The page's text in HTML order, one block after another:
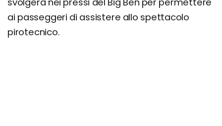
ai passeggeri di assistere allo spettacolo
pirotecnico.